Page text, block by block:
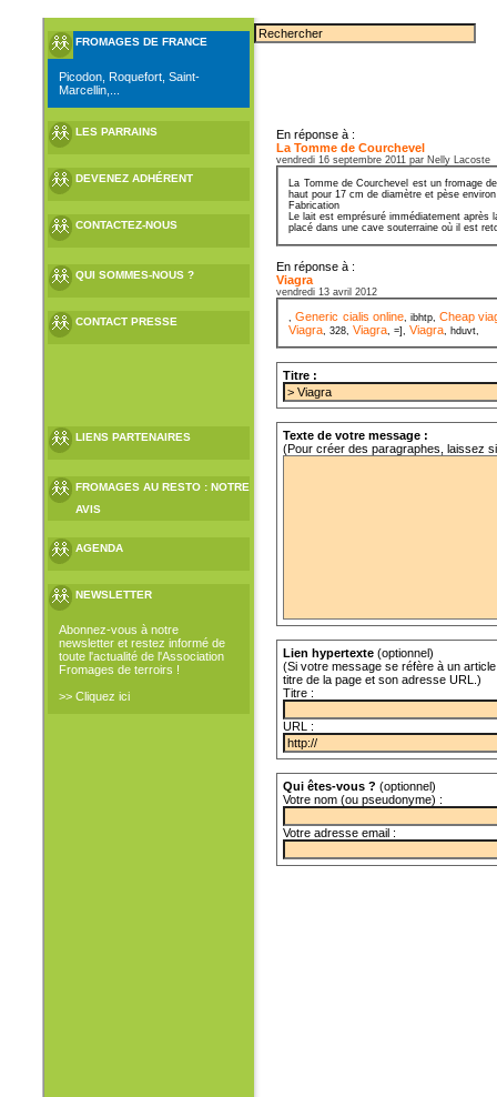
FROMAGES DE FRANCE
Picodon, Roquefort, Saint-
Marcellin,...
LES PARRAINS
DEVENEZ ADHÉRENT
CONTACTEZ-NOUS
QUI SOMMES-NOUS ?
CONTACT PRESSE
LIENS PARTENAIRES
FROMAGES AU RESTO : NOTRE
AVIS
AGENDA
NEWSLETTER
Abonnez-vous à notre
newsletter et restez informé de
toute l'actualité de l'Association
Fromages de terroirs !
>> Cliquez ici
En réponse à :
La Tomme de Courchevel
vendredi 16 septembre 2011 par Nelly Lacoste
La Tomme de Courchevel est un fromage
haut pour 17 cm de diamètre et pèse
Fabrication
Le lait est emprésuré immédiatement
placé dans une cave souterraine où il est
En réponse à :
Viagra
vendredi 13 avril 2012
,Generic cialis online, ibhtp, Cheap
Viagra, 328,Viagra, =],Viagra, hduvt,
Titre :
Texte de votre message :
(Pour créer des paragraphes, laissez
Lien hypertexte (optionnel)
(Si votre message se réfère à un
titre de la page et son adresse URL.)
Titre :
URL :
Qui êtes-vous ? (optionnel)
Votre nom (ou pseudonyme) :
Votre adresse email :